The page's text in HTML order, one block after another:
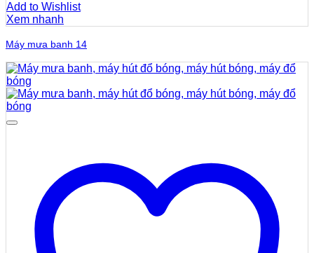
Add to Wishlist
Xem nhanh
Máy mưa banh 14